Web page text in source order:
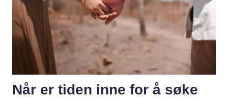
Når er tiden inne for å søke